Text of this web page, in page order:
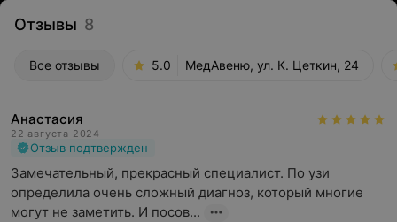
Отзывы 8
Все отзывы 5.0 МедАвеню, ул. К. Цеткин, 24
Анастасия
22 августа 2024
Отзыв подтвержден
Замечательный, прекрасный специалист. По узи
определила очень сложный диагноз, который многие
могут не заметить. И посов...